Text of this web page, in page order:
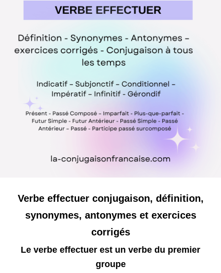
Verbe effectuer conjugaison, définition,
synonymes, antonymes et exercices
corrigés
Le verbe effectuer est un verbe du premier
groupe